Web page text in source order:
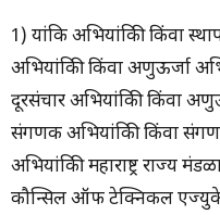
1) यांत्रिक अभियांत्रिकी किंवा
अभियांत्रिकी किंवा अणुऊर्जा
दूरसंचार अभियांत्रिकी किंवा
संगणक अभियांत्रिकी किंवा संगणक
अभियांत्रिकी महाराष्ट्र राज्य
कौन्सिल ऑफ टेक्निकल एज्युकेशन